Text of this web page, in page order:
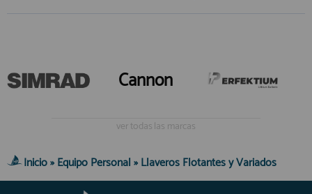
Cannon
ver todas las marcas
Inicio»Equipo Personal»Llaveros Flotantes y Variados